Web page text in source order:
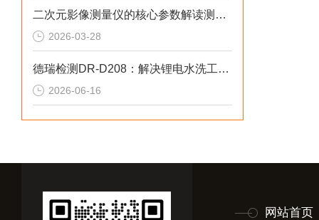
二次元影像测量仪的核心参数解读测量精度与重复精度
2026-03-28
德瑞检测DR-D208：解决锂电水洗工况失准2026选型标准
2026-06-16
网站首页